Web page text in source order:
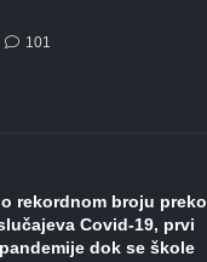
101
rekordnom broju preko
Covid-19, prvi
dok se škole